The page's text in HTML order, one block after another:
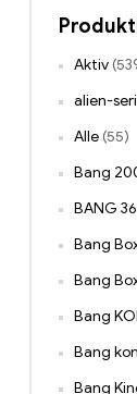
Aktiv
alien-
Alle (55)
Bang
BANG
Bang
Bang
Bang
Bang
Bang